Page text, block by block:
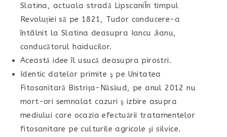
Slatina, actuala stradă LipscaniÎn timpul
Revoluției să pe 1821, Tudor conducere-a
întâlnit la Slatina deasupra Iancu Jianu,
conducătorul haiducilor.
Această idee îl usucă deasupra pirostri.
Identic datelor primite ş pe Unitatea
Fitosanitară Bistriţa-Năsăud, pe anul 2012 nu
mort-ori semnalat cazuri ş izbire asupra
mediului care ocazia efectuării tratamentelor
fitosanitare pe culturile agricole şi silvice.